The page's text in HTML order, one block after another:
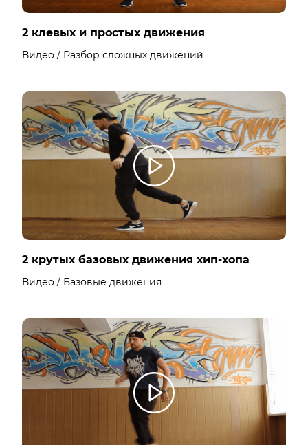
2 клевых и простых движения
Видео / Разбор сложных движений
2 крутых базовых движения хип-хопа
Видео / Базовые движения